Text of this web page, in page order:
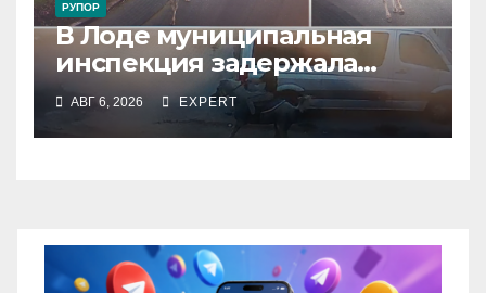
РУПОР
В Лоде муниципальная
инспекция задержала
подростка, устроившего
опасную скачку на лошади
по улицам города
АВГ 6, 2026 EXPERT